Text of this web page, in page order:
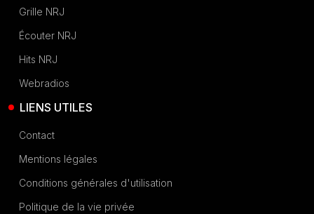
Grille NRJ
Écouter NRJ
Hits NRJ
Webradios
LIENS UTILES
Contact
Mentions légales
Conditions générales d'utilisation
Politique de la vie privée